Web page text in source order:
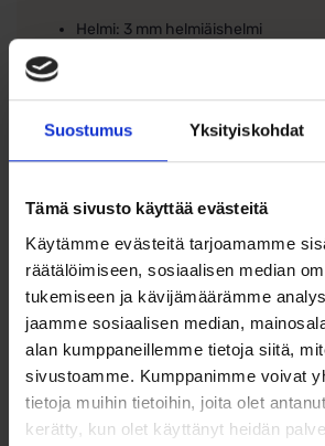
Suostumus Yksityiskohdat
Tämä sivusto käyttää evästeitä
Käytämme evästeitä tarjoamamme
räätälöimiseen, sosiaalisen median
tukemiseen ja kävijämäärämme
jaamme sosiaalisen median,
alan kumppaneillemme tietoja siitä,
sivustoamme. Kumppanimme voivat
tietoja muihin tietoihin, joita olet
kerätty, kun olet käyttänyt heidän
Helmi: 3 mm helmiäishelmi
Helppo ja kevyt käyttää –
Ohjeita sormuksen
koon
Tutustu ohjeisiin